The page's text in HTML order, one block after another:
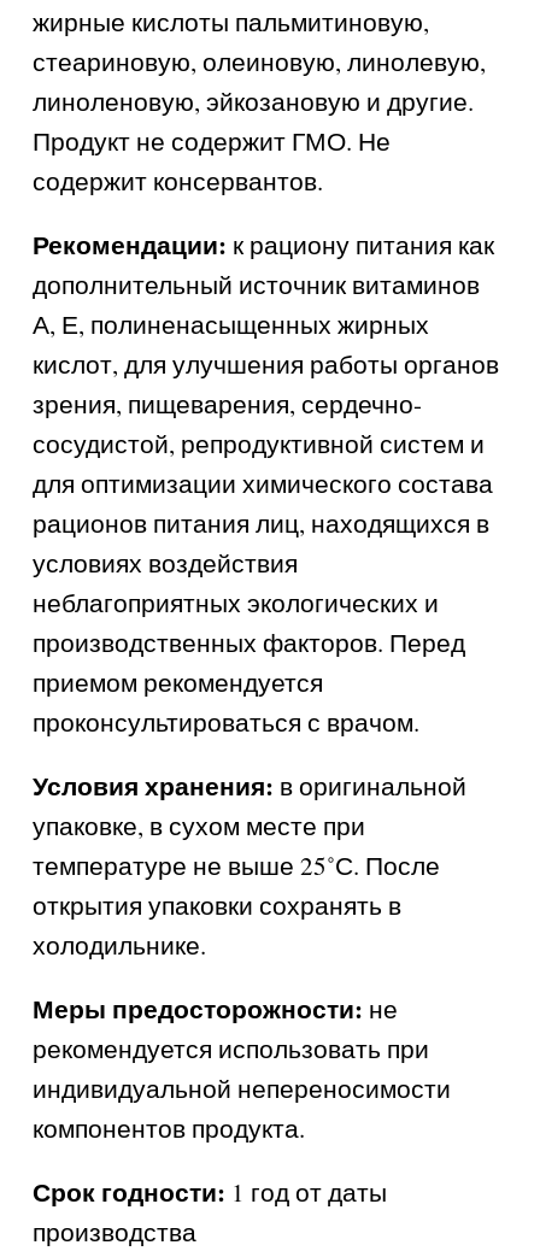
жирные кислоты пальмитиновую,
стеариновую, олеиновую, линолевую,
линоленовую, эйкозановую и другие.
Продукт не содержит ГМО. Не
содержит консервантов.
Рекомендации: к рациону питания как
дополнительный источник витаминов
А, Е, полиненасыщенных жирных
кислот, для улучшения работы органов
зрения, пищеварения, сердечно-
сосудистой, репродуктивной систем и
для оптимизации химического состава
рационов питания лиц, находящихся в
условиях воздействия
неблагоприятных экологических и
производственных факторов. Перед
приемом рекомендуется
проконсультироваться с врачом.
Условия хранения: в оригинальной
упаковке, в сухом месте при
температуре не выше 25˚С. После
открытия упаковки сохранять в
холодильнике.
Меры предосторожности: не
рекомендуется использовать при
индивидуальной непереносимости
компонентов продукта.
Срок годности: 1 год от даты
производства